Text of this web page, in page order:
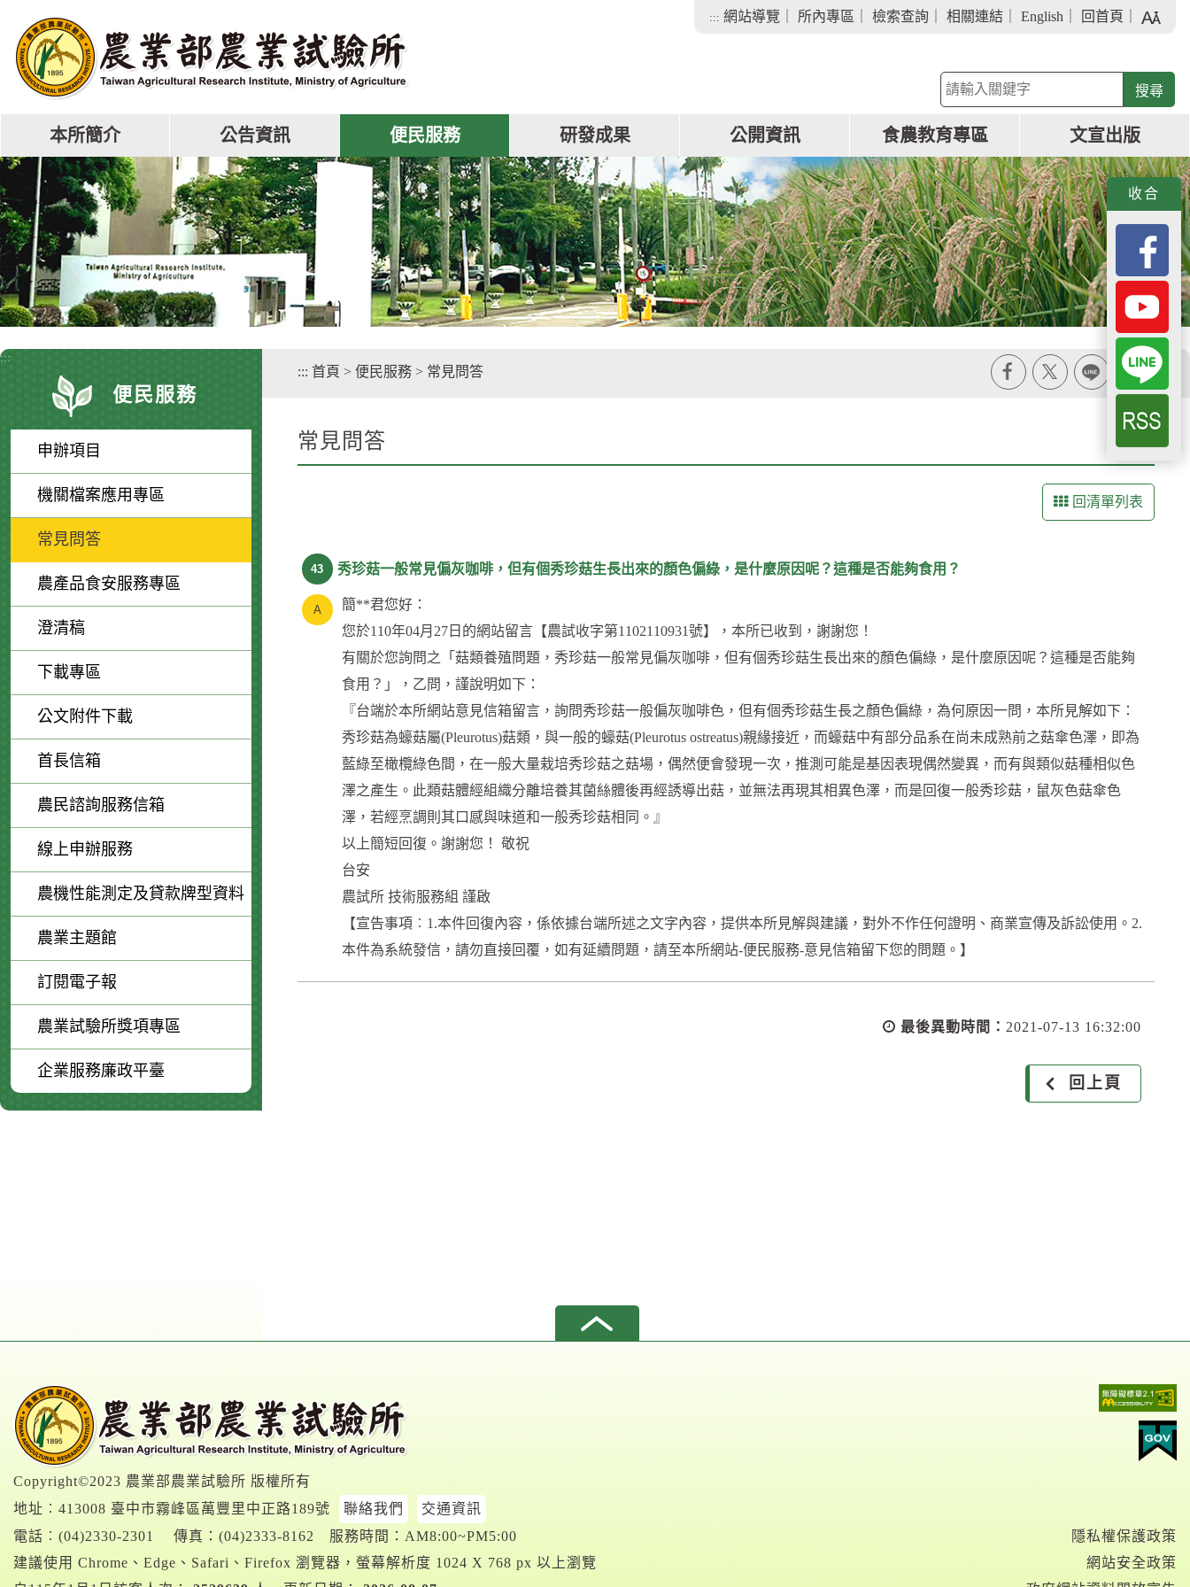
::: 網站導覽 所內專區 檢索查詢 相關連結 English 回首頁
小
關
鍵
查
詢
本所簡介 公告資訊 便民服務 研發成果 公開資訊 食農教育專區 文宣出版
收合
:::
便民服務
申辦項目
機關檔案應用專區
常見問答
農產品食安服務專區
澄清稿
下載專區
公文附件下載
首長信箱
農民諮詢服務信箱
線上申辦服務
農機性能測定及貸款牌型資料
農業主題館
訂閱電子報
農業試驗所獎項專區
企業服務廉政平臺
::: 首頁 > 便民服務 > 常見問答
常見問答
回清單列表
43 秀珍菇一般常見偏灰咖啡，但有個秀珍菇生長出來的顏色偏綠，是什麼原因呢？這種是否能夠食用？
簡**君您好：
您於110年04月27日的網站留言【農試收字第1102110931號】，本所已收到，謝謝您！
有關於您詢問之「菇類養殖問題，秀珍菇一般常見偏灰咖啡，但有個秀珍菇生長出來的顏色偏綠，是什麼原因呢？這種是否能夠
食用？」，乙問，謹說明如下：
『台端於本所網站意見信箱留言，詢問秀珍菇一般偏灰咖啡色，但有個秀珍菇生長之顏色偏綠，為何原因一問，本所見解如下：
秀珍菇為蠔菇屬(Pleurotus)菇類，與一般的蠔菇(Pleurotus ostreatus)親緣接近，而蠔菇中有部分品系在尚未成熟前之菇傘色澤，即為
藍綠至橄欖綠色間，在一般大量栽培秀珍菇之菇場，偶然便會發現一次，推測可能是基因表現偶然變異，而有與類似菇種相似色
澤之產生。此類菇體經組織分離培養其菌絲體後再經誘導出菇，並無法再現其相異色澤，而是回復一般秀珍菇，鼠灰色菇傘色
澤，若經烹調則其口感與味道和一般秀珍菇相同。』
以上簡短回復。謝謝您！ 敬祝
台安
農試所 技術服務組 謹啟
【宣告事項︰1.本件回復內容，係依據台端所述之文字內容，提供本所見解與建議，對外不作任何證明、商業宣傳及訴訟使用。2.
本件為系統發信，請勿直接回覆，如有延續問題，請至本所網站-便民服務-意見信箱留下您的問題。】
最後異動時間： 2021-07-13 16:32:00
回上頁
Copyright©2023 農業部農業試驗所 版權所有
地址︰413008 臺中市霧峰區萬豐里中正路189號
聯絡我們
交通資訊
電話︰ (04)2330-2301 傳真：(04)2333-8162
服務時間：AM8:00~PM5:00
建議使用 Chrome、Edge、Safari、Firefox 瀏覽器，螢幕解析度 1024 X 768 px 以上瀏覽
隱私權保護政策
網站安全政策